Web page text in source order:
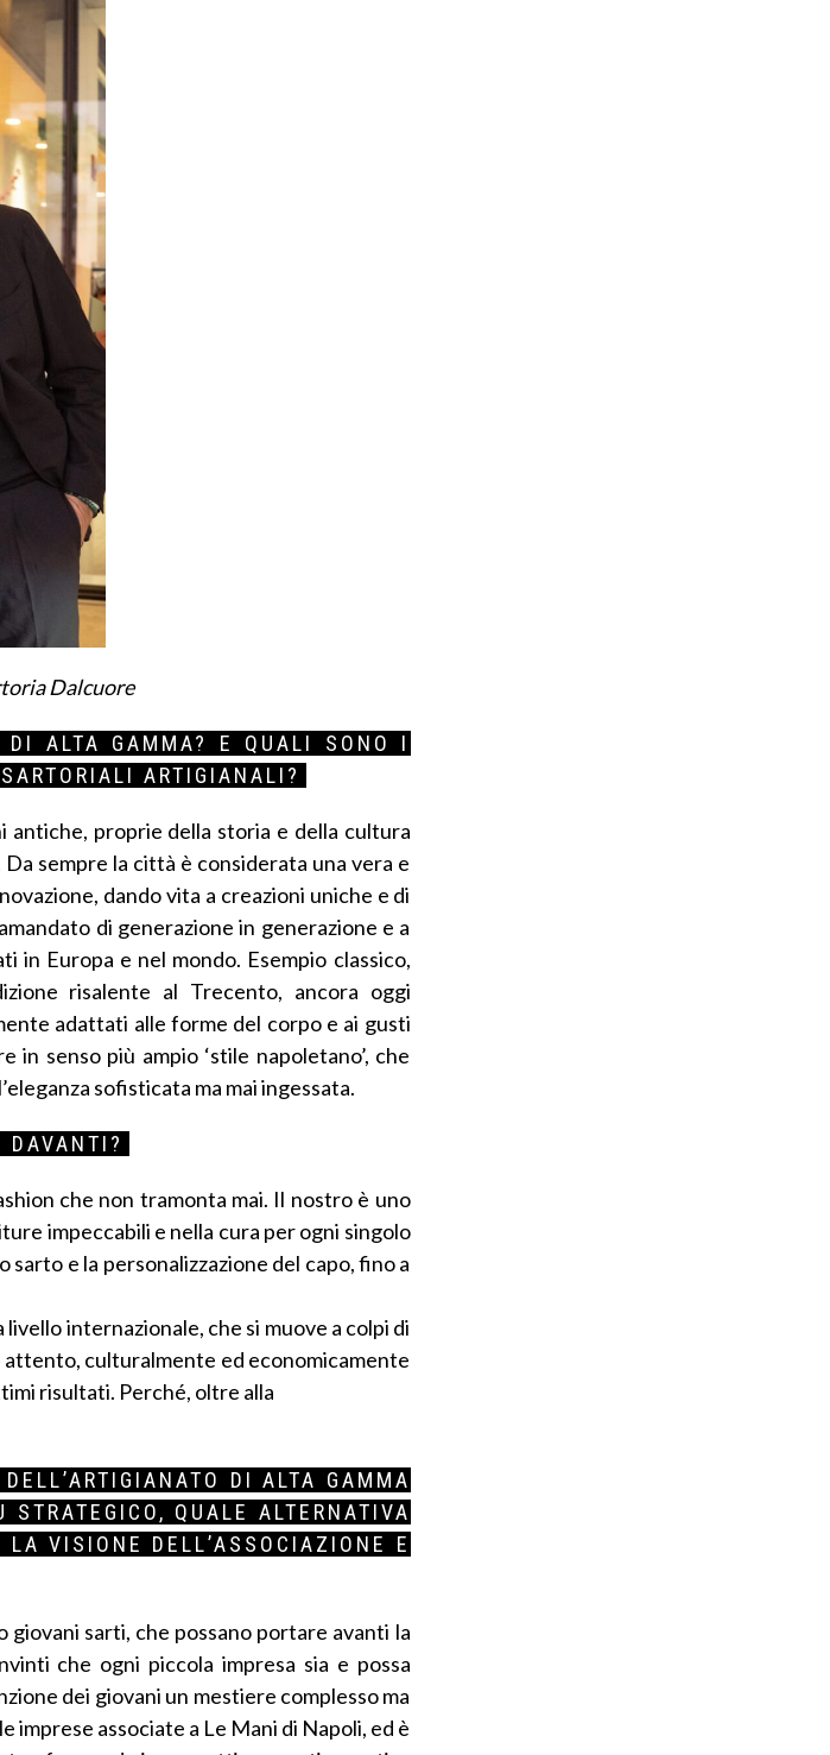
Dalcuore
DI ALTA GAMMA? E QUALI SONO I
ARTIGIANALI?
antiche, proprie della storia e della cultura
sempre la città è considerata una vera e
dando vita a creazioni uniche e di
di generazione in generazione e a
Europa e nel mondo. Esempio classico,
risalente al Trecento, ancora oggi
adattati alle forme del corpo e ai gusti
senso più ampio ‘stile napoletano’, che
sofisticata ma mai ingessata.
DAVANTI?
che non tramonta mai. Il nostro è uno
impeccabili e nella cura per ogni singolo
e la personalizzazione del capo, fino a
internazionale, che si muove a colpi di
attento, culturalmente ed economicamente
risultati. Perché, oltre alla
DI ALTA GAMMA
QUALE ALTERNATIVA
VISIONE DELL’ASSOCIAZIONE E
sarti, che possano portare avanti la
che ogni piccola impresa sia e possa
dei giovani un mestiere complesso ma
associate a Le Mani di Napoli, ed è